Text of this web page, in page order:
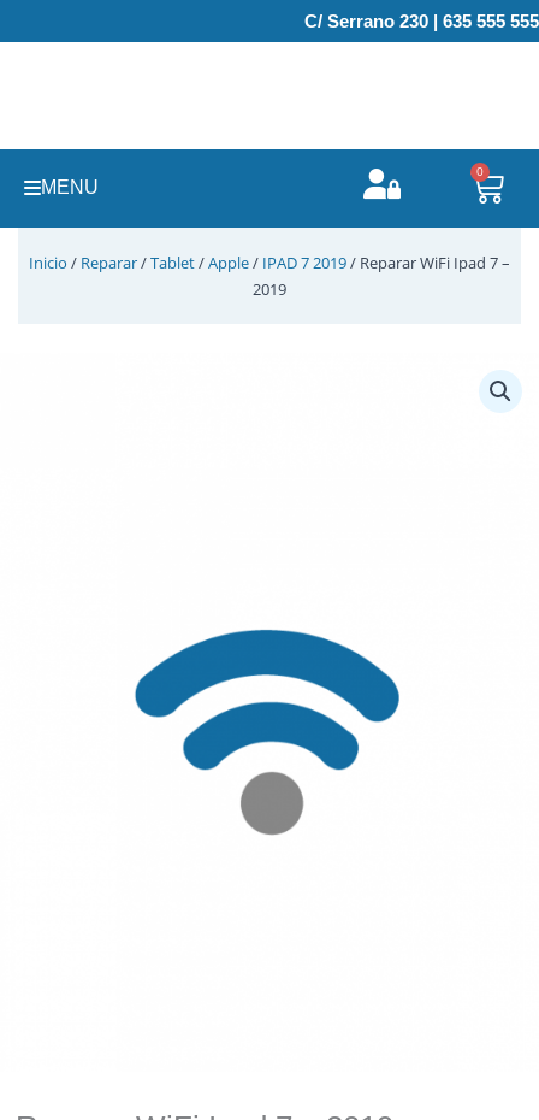
al
C/ Serrano 230 | 635 555 555
MENU
0
Inicio / Reparar/Tablet/Apple/ IPAD 7 2019/ Reparar WiFi Ipad 7 –
2019